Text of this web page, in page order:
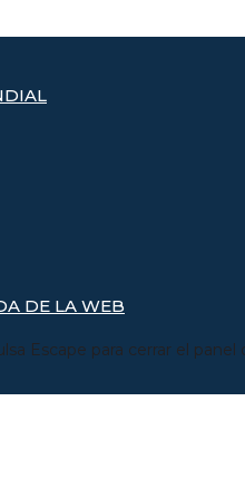
DE LA WEB
Escape para cerrar el panel